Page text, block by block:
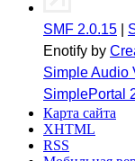
SMF 2.0.15
Enotify by
Simple Audio
SimplePortal
Карта сайта
XHTML
RSS